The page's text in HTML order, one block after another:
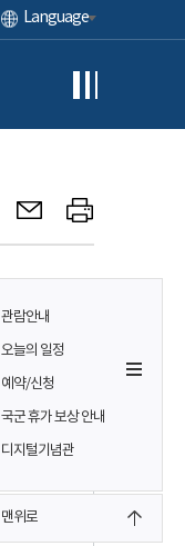
Language
관람안내
오늘의 일정
예약/신청
국군 휴가 보상 안내
디지털기념관
맨위로